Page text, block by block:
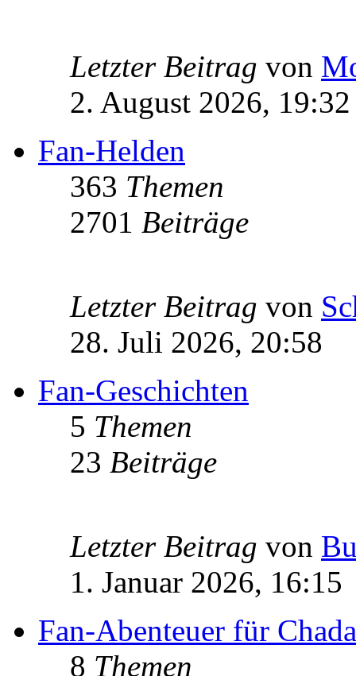
Letzter Beitrag von
2. August 2026, 19:32
Fan-Helden
363 Themen
2701 Beiträge
Letzter Beitrag von
28. Juli 2026, 20:58
Fan-Geschichten
5 Themen
23 Beiträge
Letzter Beitrag von
1. Januar 2026, 16:15
Fan-Abenteuer für
8 Themen